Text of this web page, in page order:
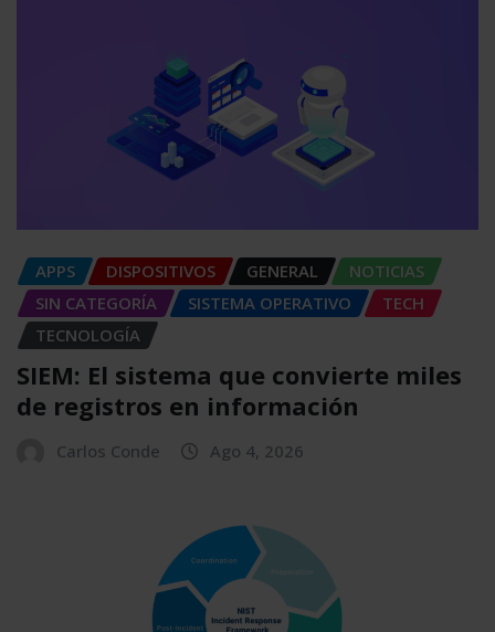
APPS DISPOSITIVOS GENERAL
NOTICIAS
SIN CATEGORÍA
SISTEMA OPERATIVO
TECH
TECNOLOGÍA
SIEM: El sistema que convierte miles
de registros en información
Carlos Conde Ago 4, 2026